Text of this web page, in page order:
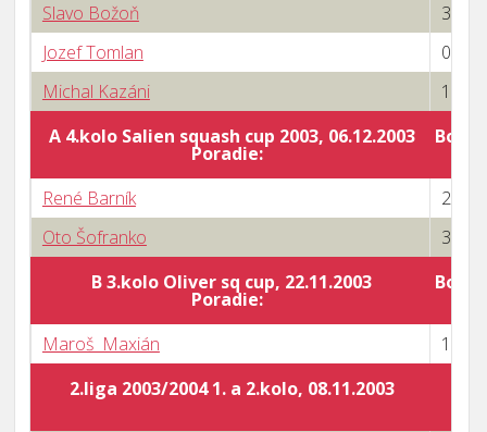
Slavo Božoň
3 : 0
Jozef Tomlan
0 : 3
Michal Kazáni
1 : 3
A 4.kolo Salien squash cup 2003, 06.12.2003
Poradie:
Body
René Barník
2 : 3
Oto Šofranko
3 : 1
B 3.kolo Oliver sq cup, 22.11.2003
Poradie:
Body
Maroš Maxián
1 : 3
2.liga 2003/2004 1. a 2.kolo, 08.11.2003